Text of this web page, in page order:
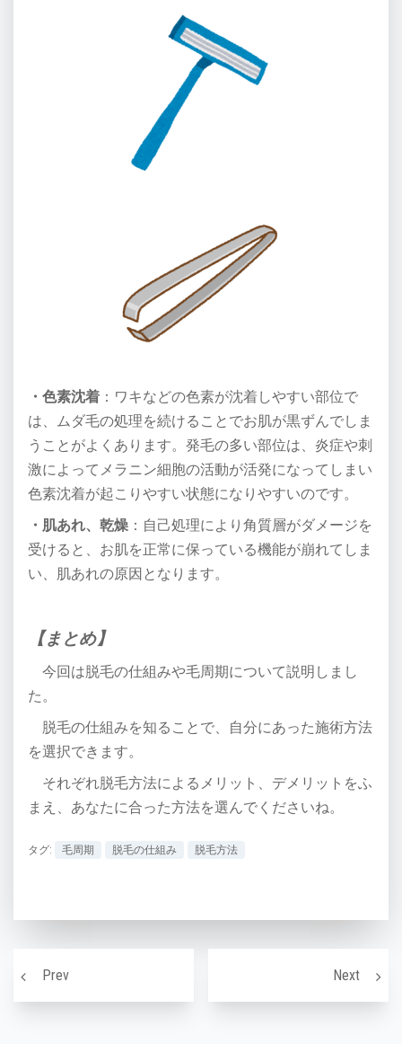
・色素沈着 ：ワキなどの色素が沈着しやすい部位で
は、ムダ毛の処理を続けることでお肌が黒ずんでしま
うことがよくあります。 発毛の多い部位は、炎症や刺
激によってメラニン細胞の活動が活発になって しまい
色素沈着が起こりやすい状態になりやすいのです。
・肌あれ、乾燥 ：自己処理により角質層がダメージを
受けると、お肌を正常に保っている機能が崩れてしま
い、肌あれの原因となります。
【まとめ】
今回は脱毛の仕組みや毛周期について説明しまし
た。
脱毛の仕組みを知ることで、自分にあった施術方法
を選択できます。
それぞれ脱毛方法によるメリット、デメリットをふ
まえ、あなたに合った方法を選んでくださいね。
タグ: 毛周期 脱毛の仕組み 脱毛方法
Prev
まつ毛パーマを長持ちさせるには Next体毛